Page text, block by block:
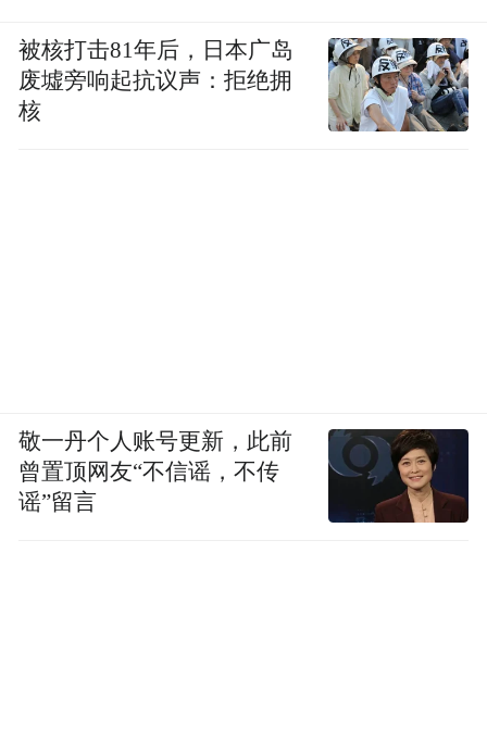
被核打击81年后，日本广岛
废墟旁响起抗议声：拒绝拥
核
敬一丹个人账号更新，此前
曾置顶网友“不信谣，不传
谣”留言